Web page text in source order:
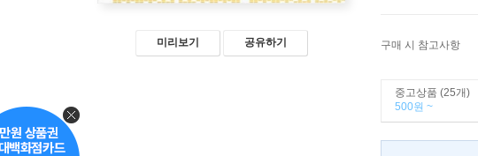
미리보기 공유하기 구매 시 참고사항
중고상품 (25개)
500원 ~